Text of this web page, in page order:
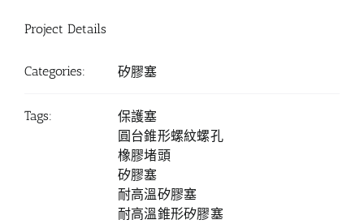
Project Details
Categories: 矽膠塞
Tags:
保護塞
圓台錐形螺紋螺孔
橡膠堵頭
矽膠塞
耐高溫矽膠塞
耐高溫錐形矽膠塞